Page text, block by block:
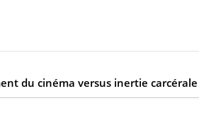
du cinéma versus inertie carcérale